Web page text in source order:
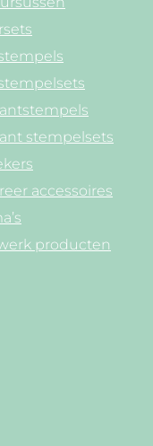
stempelsets
accessoires
producten